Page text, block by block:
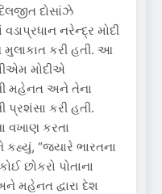
દોસાંઝે
નરેન્દ્ર મોદી
મુલાકાત કરી હતી. આ
મોદીએ
મહેનત અને તેના
પ્રશંસા કરી હતી.
વખાણ કરતા
કહ્યું, “જ્યારે ભારતના
છોકરો પોતાના
મહેનત દ્વારા દેશ